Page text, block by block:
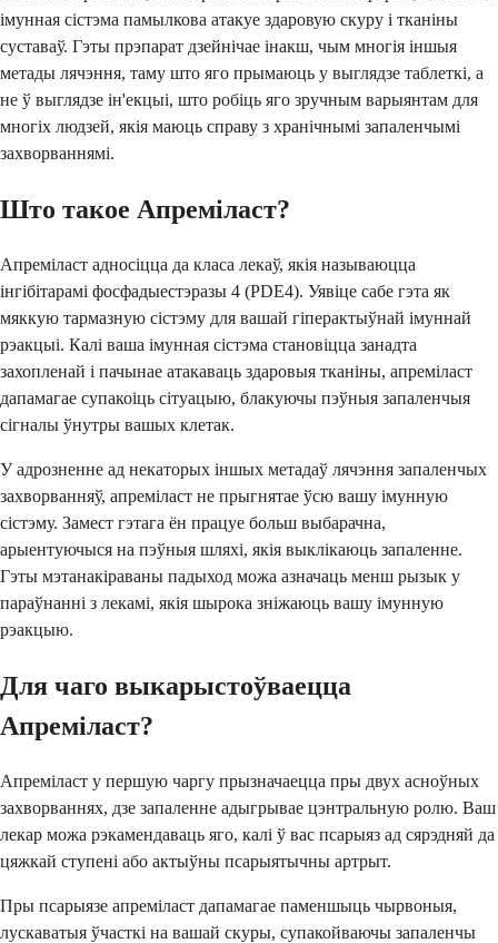
імунная сістэма памылкова атакуе здаровую скуру і тканіны
суставаў. Гэты прэпарат дзейнічае інакш, чым многія іншыя
метады лячэння, таму што яго прымаюць у выглядзе таблеткі, а
не ў выглядзе ін'екцыі, што робіць яго зручным варыянтам для
многіх людзей, якія маюць справу з хранічнымі запаленчымі
захворваннямі.
Што такое Апреміласт?
Апреміласт адносіцца да класа лекаў, якія называюцца
інгібітарамі фосфадыестэразы 4 (PDE4). Уявіце сабе гэта як
мяккую тармазную сістэму для вашай гіперактыўнай імуннай
рэакцыі. Калі ваша імунная сістэма становіцца занадта
захопленай і пачынае атакаваць здаровыя тканіны, апреміласт
дапамагае супакоіць сітуацыю, блакуючы пэўныя запаленчыя
сігналы ўнутры вашых клетак.
У адрозненне ад некаторых іншых метадаў лячэння запаленчых
захворванняў, апреміласт не прыгнятае ўсю вашу імунную
сістэму. Замест гэтага ён працуе больш выбарачна,
арыентуючыся на пэўныя шляхі, якія выклікаюць запаленне.
Гэты мэтанакіраваны падыход можа азначаць менш рызык у
параўнанні з лекамі, якія шырока зніжаюць вашу імунную
рэакцыю.
Для чаго выкарыстоўваецца
Апреміласт?
Апреміласт у першую чаргу прызначаецца пры двух асноўных
захворваннях, дзе запаленне адыгрывае цэнтральную ролю. Ваш
лекар можа рэкамендаваць яго, калі ў вас псарыяз ад сярэдняй да
цяжкай ступені або актыўны псарыятычны артрыт.
Пры псарыязе апреміласт дапамагае паменшыць чырвоныя,
лускаватыя ўчасткі на вашай скуры, супакойваючы запаленчы